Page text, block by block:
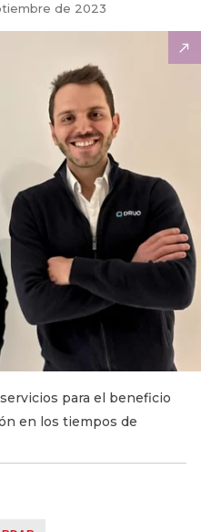
de 2023
para el beneficio
en los tiempos de